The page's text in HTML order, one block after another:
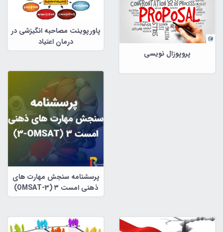
پروپوزال نویسی
پاورپوینت مصاحبه انگیزشی در
درمان اعتیاد
پرسشنامه سنجش مهارت های
ذهنی امست ۳ (OMSAT-3)